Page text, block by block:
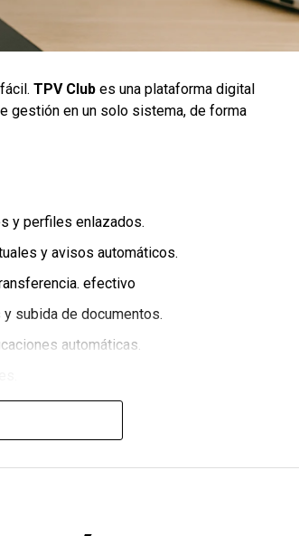
TPV Club es una plataforma digital
gestión en un solo sistema, de forma
y perfiles enlazados.
y avisos automáticos.
efectivo
subida de documentos.
automáticas.